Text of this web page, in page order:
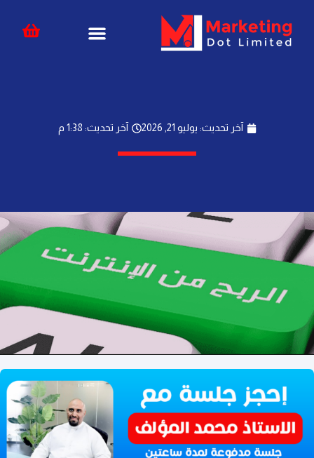
المحتوى
آخر تحديث: يوليو 21, 2026 آخر تحديث: 1:38 م